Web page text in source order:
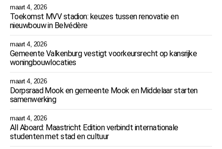
maart 4, 2026
Toekomst MVV stadion: keuzes tussen renovatie en
nieuwbouw in Belvédère
maart 4, 2026
Gemeente Valkenburg vestigt voorkeursrecht op kansrijke
woningbouwlocaties
maart 4, 2026
Dorpsraad Mook en gemeente Mook en Middelaar starten
samenwerking
maart 4, 2026
All Aboard: Maastricht Edition verbindt internationale
studenten met stad en cultuur